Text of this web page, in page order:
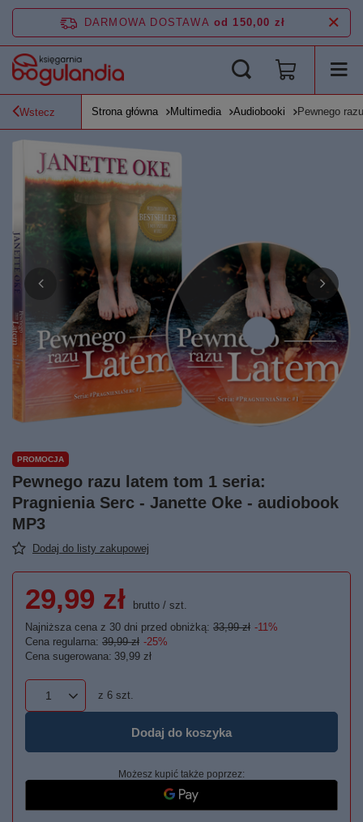
DARMOWA DOSTAWA od 150,00 zł
Wstecz Strona główna Multimedia Audiobooki Pewnego
PROMOCJA
Pewnego razu latem tom 1 seria:
Pragnienia Serc - Janette Oke - audiobook
MP3
Dodaj do listy zakupowej
29,99 zł brutto / szt.
Najniższa cena z 30 dni przed obniżką: 33,99 zł -11%
Cena regularna: 39,99 zł -25%
Cena sugerowana: 39,99 zł
z 6 szt.
Dodaj do koszyka
Możesz kupić także poprzez: